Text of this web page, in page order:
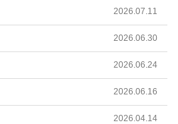
2026.07.11
2026.06.30
2026.06.24
2026.06.16
2026.04.14